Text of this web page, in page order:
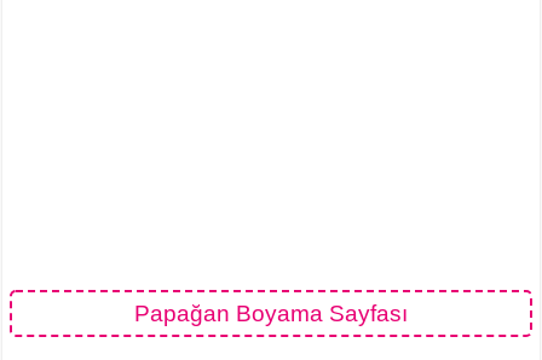
Papağan Boyama Sayfası